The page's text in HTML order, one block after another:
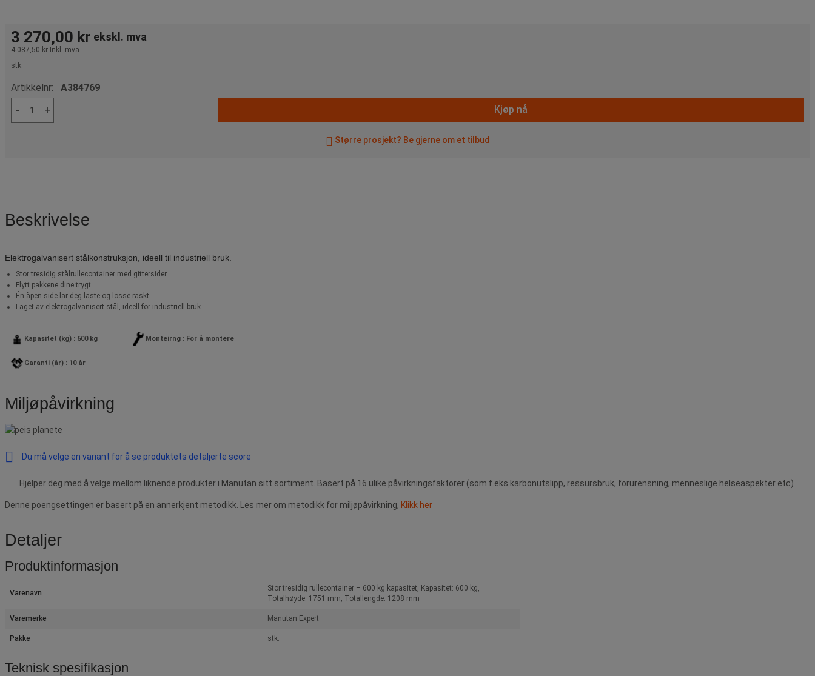
3 270,00 kr ekskl. mva
4 087,50 kr Inkl. mva
stk.
Artikkelnr: A384769
-
+ Kjøp nå
Større prosjekt? Be gjerne om et tilbud
Beskrivelse
Elektrogalvanisert stålkonstruksjon, ideell til industriell bruk.
Stor tresidig stålrullecontainer med gittersider.
Flytt pakkene dine trygt.
Én åpen side lar deg laste og losse raskt.
Laget av elektrogalvanisert stål, ideell for industriell bruk.
Kapasitet (kg) : 600 kg Monteirng : For å montere
Garanti (år) : 10 år
Miljøpåvirkning
Du må velge en variant for å se produktets detaljerte score
Hjelper deg med å velge mellom liknende produkter i Manutan sitt sortiment. Basert på 16 ulike påvirkningsfaktorer (som f.eks karbonutslipp, ressursbruk, forurensning, menneslige helseaspekter etc)
Denne poengsettingen er basert på en annerkjent metodikk. Les mer om metodikk for miljøpåvirkning, Klikk her
Detaljer
Produktinformasjon
Varenavn
Stor tresidig rullecontainer – 600 kg kapasitet, Kapasitet: 600 kg,
Totalhøyde: 1751 mm, Totallengde: 1208 mm
Varemerke Manutan Expert
Pakke stk.
Teknisk spesifikasjon